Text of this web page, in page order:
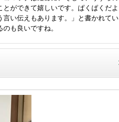
ができて嬉しいです。ぱくぱくだよ
い伝えもあります。」と書かれてい
も良いですね。